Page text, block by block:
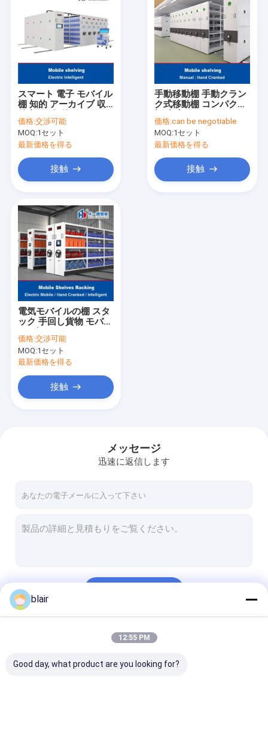
会社案内
すべての場合
スマート 電子 モバイル
棚 知的 アーカイブ 収
ト 図書館 棚 収納 シス
テム
価格:交渉可能
MOQ:1セット
最新価格を得る
接触
手動移動棚 手動クラン
ク式移動棚 コンパクト
ックシステム
価格:can be negotiable
MOQ:1セット
最新価格を得る
接触
電気モバイルの棚 スタ
ック 手回し貨物 モバイ
イルの棚 高密度棚
価格:交渉可能
MOQ:1セット
最新価格を得る
接触
メッセージ
迅速に返信します
blair
12:55 PM
Good day, what product are you looking for?